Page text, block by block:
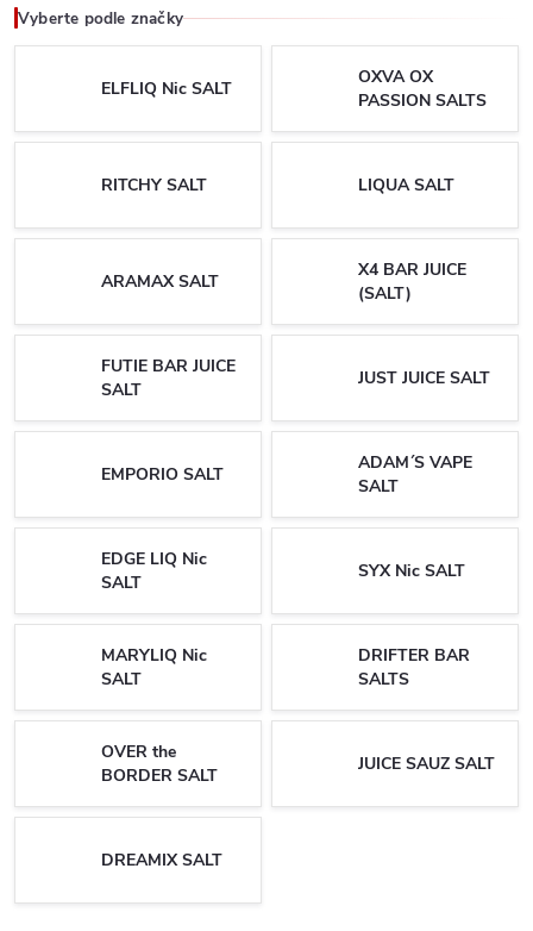
Vyberte podle značky
ELFLIQ Nic SALT
OXVA OX
PASSION SALTS
RITCHY SALT LIQUA SALT
ARAMAX SALT
X4 BAR JUICE
(SALT)
FUTIE BAR JUICE
SALT
JUST JUICE SALT
EMPORIO SALT
ADAM´S VAPE
SALT
EDGE LIQ Nic
SALT
SYX Nic SALT
MARYLIQ Nic
SALT
DRIFTER BAR
SALTS
OVER the
BORDER SALT
JUICE SAUZ SALT
DREAMIX SALT